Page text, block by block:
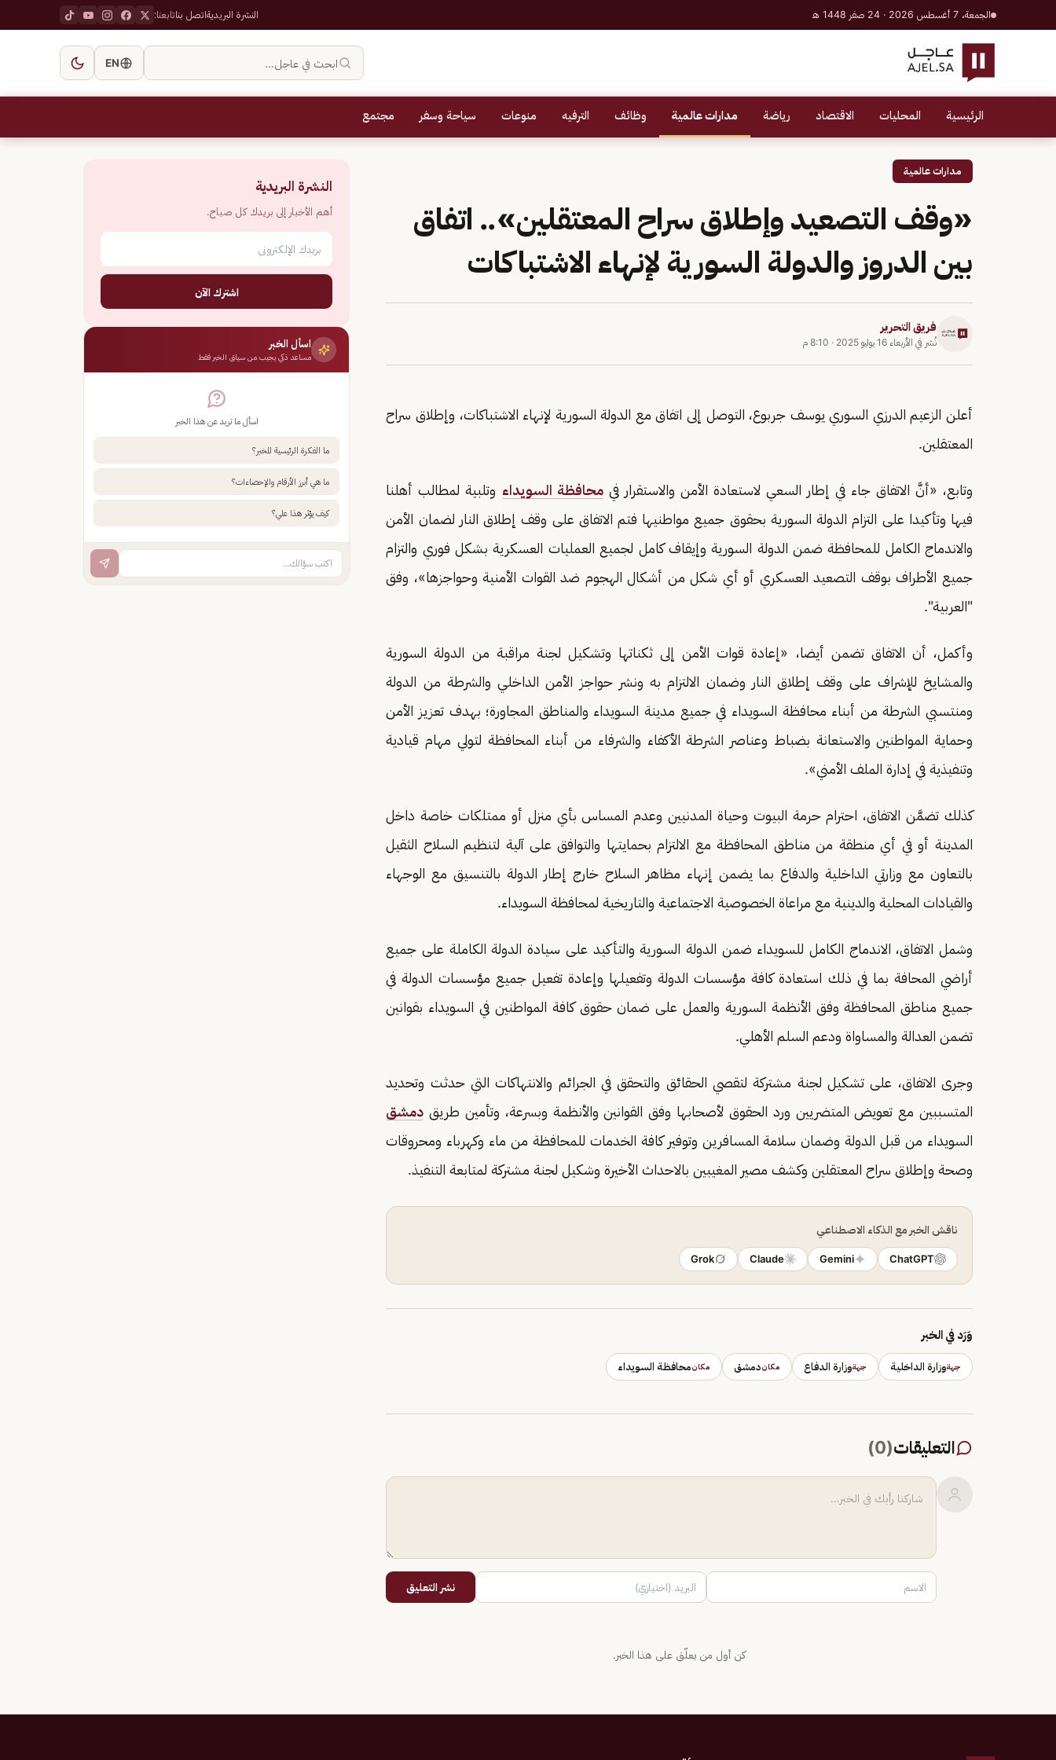
الجمعة، 7 أغسطس 2026 · 24 صفر 1448 هـ النشرة البريديةاتصل بناتابعنا:
ابحث في عاجل… EN
الرئيسية المحليات الاقتصاد رياضة مدارات عالمية وظائف الترفيه منوعات سياحة وسفر مجتمع
مدارات عالمية
«وقف التصعيد وإطلاق سراح المعتقلين».. اتفاق
بين الدروز والدولة السورية لإنهاء الاشتباكات
فريق التحرير
نُشر في الأربعاء 16 يوليو 2025 · 8:10 م
أعلن الزعيم الدرزي السوري يوسف جربوع، التوصل إلى اتفاق مع الدولة السورية لإنهاء الاشتباكات، وإطلاق سراح
المعتقلين.
وتابع، «أنَّ الاتفاق جاء في إطار السعي لاستعادة الأمن والاستقرار فيمحافظة السويداء وتلبية لمطالب أهلنا
فيها وتأكيدا على التزام الدولة السورية بحقوق جميع مواطنيها فتم الاتفاق على وقف إطلاق النار لضمان الأمن
والاندماج الكامل للمحافظة ضمن الدولة السورية وإيقاف كامل لجميع العمليات العسكرية بشكل فوري والتزام
جميع الأطراف بوقف التصعيد العسكري أو أي شكل من أشكال الهجوم ضد القوات الأمنية وحواجزها»، وفق
"العربية".
وأكمل، أن الاتفاق تضمن أيضا، «إعادة قوات الأمن إلى ثكناتها وتشكيل لجنة مراقبة من الدولة السورية
والمشايخ للإشراف على وقف إطلاق النار وضمان الالتزام به ونشر حواجز الأمن الداخلي والشرطة من الدولة
ومنتسبي الشرطة من أبناء محافظة السويداء في جميع مدينة السويداء والمناطق المجاورة؛ بهدف تعزيز الأمن
وحماية المواطنين والاستعانة بضباط وعناصر الشرطة الأكفاء والشرفاء من أبناء المحافظة لتولي مهام قيادية
وتنفيذية في إدارة الملف الأمني».
كذلك تضمَّن الاتفاق، احترام حرمة البيوت وحياة المدنيين وعدم المساس بأي منزل أو ممتلكات خاصة داخل
المدينة أو في أي منطقة من مناطق المحافظة مع الالتزام بحمايتها والتوافق على آلية لتنظيم السلاح الثقيل
بالتعاون مع وزارتي الداخلية والدفاع بما يضمن إنهاء مظاهر السلاح خارج إطار الدولة بالتنسيق مع الوجهاء
والقيادات المحلية والدينية مع مراعاة الخصوصية الاجتماعية والتاريخية لمحافظة السويداء.
وشمل الاتفاق، الاندماج الكامل للسويداء ضمن الدولة السورية والتأكيد على سيادة الدولة الكاملة على جميع
أراضي المحافة بما في ذلك استعادة كافة مؤسسات الدولة وتفعيلها وإعادة تفعيل جميع مؤسسات الدولة في
جميع مناطق المحافظة وفق الأنظمة السورية والعمل على ضمان حقوق كافة المواطنين في السويداء بقوانين
تضمن العدالة والمساواة ودعم السلم الأهلي.
وجرى الاتفاق، على تشكيل لجنة مشتركة لتقصي الحقائق والتحقق في الجرائم والانتهاكات التي حدثت وتحديد
المتسببين مع تعويض المتضريين ورد الحقوق لأصحابها وفق القوانين والأنظمة وبسرعة، وتأمين طريق دمشق
السويداء من قبل الدولة وضمان سلامة المسافرين وتوفير كافة الخدمات للمحافظة من ماء وكهرباء ومحروقات
وصحة وإطلاق سراح المعتقلين وكشف مصير المغيبين بالاحداث الأخيرة وشكيل لجنة مشتركة لمتابعة التنفيذ.
ناقش الخبر مع الذكاء الاصطناعي
ChatGPT
Gemini
Claude
Grok
وَرَد في الخبر
جهةوزارة الداخلية جهةوزارة الدفاع مكاندمشق مكانمحافظة السويداء
التعليقات(
0
)
نشر التعليق
كن أول من يعلّق على هذا الخبر.
النشرة البريدية
أهم الأخبار إلى بريدك كل صباح.
اشترك الآن
اسأل الخبر
مساعد ذكي يجيب من سياق الخبر فقط
اسأل ما تريد عن هذا الخبر
ما الفكرة الرئيسية للخبر؟
ما هي أبرز الأرقام والإحصاءات؟
كيف يؤثر هذا علي؟